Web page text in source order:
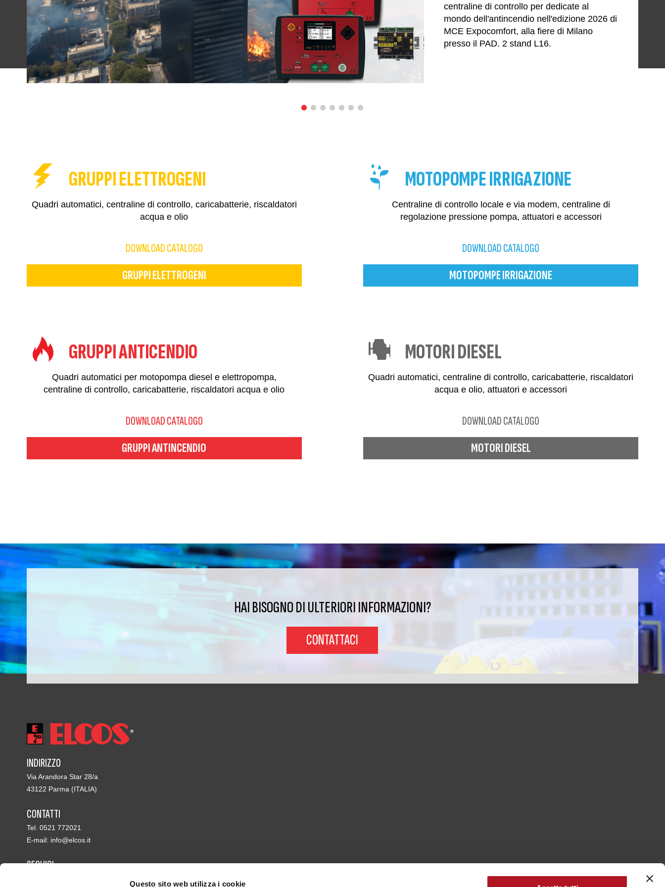
Questo sito web utilizza i cookie
centraline di controllo per dedicate al
mondo dell'antincendio nell'edizione 2026 di
MCE Expocomfort, alla fiere di Milano
presso il PAD. 2 stand L16.
GRUPPI ELETTROGENI
Quadri automatici, centraline di controllo, caricabatterie, riscaldatori
acqua e olio
DOWNLOAD CATALOGO
GRUPPI ELETTROGENI
MOTOPOMPE IRRIGAZIONE
Centraline di controllo locale e via modem, centraline di
regolazione pressione pompa, attuatori e accessori
DOWNLOAD CATALOGO
MOTOPOMPE IRRIGAZIONE
GRUPPI ANTICENDIO
Quadri automatici per motopompa diesel e elettropompa,
centraline di controllo, caricabatterie, riscaldatori acqua e olio
DOWNLOAD CATALOGO
GRUPPI ANTINCENDIO
MOTORI DIESEL
Quadri automatici, centraline di controllo, caricabatterie, riscaldatori
acqua e olio, attuatori e accessori
DOWNLOAD CATALOGO
MOTORI DIESEL
HAI BISOGNO DI ULTERIORI INFORMAZIONI?
CONTATTACI
INDIRIZZO
Via Arandora Star 28/a
43122 Parma (ITALIA)
CONTATTI
Tel. 0521 772021
E-mail: info@elcos.it
SEGUICI